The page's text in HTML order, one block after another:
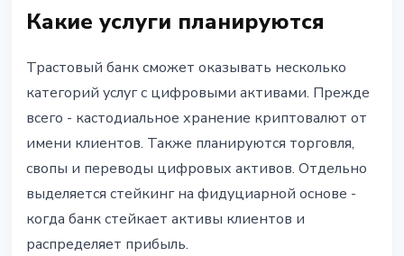
Какие услуги планируются
Трастовый банк сможет оказывать несколько
категорий услуг с цифровыми активами. Прежде
всего - кастодиальное хранение криптовалют от
имени клиентов. Также планируются торговля,
свопы и переводы цифровых активов. Отдельно
выделяется стейкинг на фидуциарной основе -
когда банк стейкает активы клиентов и
распределяет прибыль.